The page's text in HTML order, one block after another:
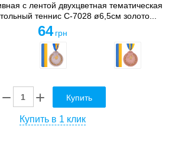
с лентой двухцветная тематическая
теннис C-7028 ø6,5см золото...
64 грн
Купить
Купить в 1 клик